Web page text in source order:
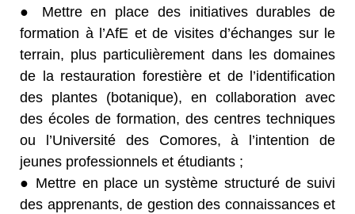
● Mettre en place des initiatives durables de
formation à l’AfE et de visites d’échanges sur le
terrain, plus particulièrement dans les domaines
de la restauration forestière et de l’identification
des plantes (botanique), en collaboration avec
des écoles de formation, des centres techniques
ou l’Université des Comores, à l’intention de
jeunes professionnels et étudiants ;
● Mettre en place un système structuré de suivi
des apprenants, de gestion des connaissances et